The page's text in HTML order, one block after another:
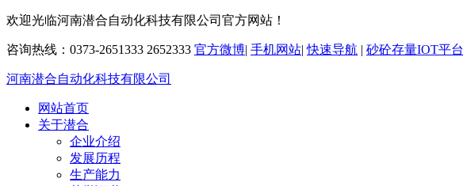
欢迎光临河南潜合自动化科技有限公司官方网站！
咨询热线：0373-2651333 2652333 官方微博| 手机网站|快速导航 | 砂砼存量IOT平台
河南潜合自动化科技有限公司
网站首页
关于潜合
企业介绍
发展历程
生产能力